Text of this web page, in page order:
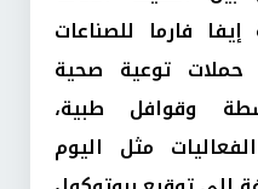
فارما للصناعات
حملات توعية صحية
وقوافل طبية،
مثل اليوم